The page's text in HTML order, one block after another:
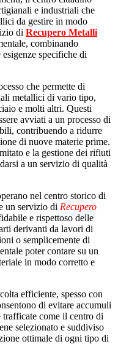
e industriali che
da gestire in modo
di Recupero Metalli
combinando
specifiche di
che permette di
metallici di vario tipo,
e molti altri. Questi
avviati a un processo di
contribuendo a ridurre
di nuove materie prime.
e la gestione dei rifiuti
a un servizio di qualità
nel centro storico di
un servizio di Recupero
e rispettoso delle
derivanti da lavori di
o semplicemente di
poter contare su un
in modo corretto e
efficiente, spesso con
di evitare accumuli
trafficate come il centro di
selezionato e suddiviso
ottimale di ogni tipo di